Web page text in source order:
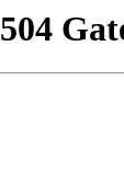
504